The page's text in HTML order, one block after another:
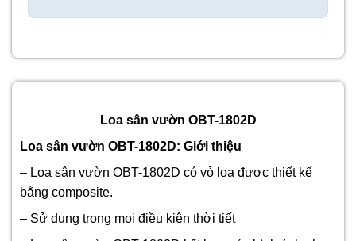
Loa sân vườn OBT-1802D
Loa sân vườn OBT-1802D: Giới thiệu
– Loa sân vườn OBT-1802D có vỏ loa được thiết kế
bằng composite.
– Sử dụng trong mọi điều kiện thời tiết